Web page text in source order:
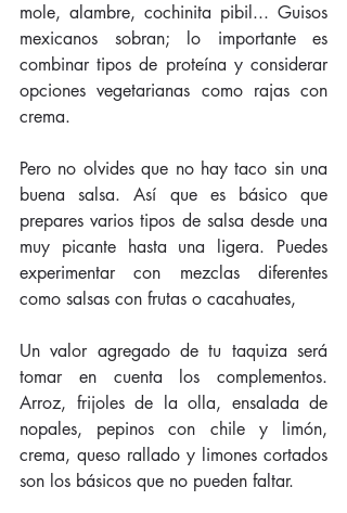
mole, alambre, cochinita pibil... Guisos
mexicanos sobran; lo importante es
combinar tipos de proteína y considerar
opciones vegetarianas como rajas con
crema.
Pero no olvides que no hay taco sin una
buena salsa. Así que es básico que
prepares varios tipos de salsa desde una
muy picante hasta una ligera. Puedes
experimentar con mezclas diferentes
como salsas con frutas o cacahuates,
Un valor agregado de tu taquiza será
tomar en cuenta los complementos.
Arroz, frijoles de la olla, ensalada de
nopales, pepinos con chile y limón,
crema, queso rallado y limones cortados
son los básicos que no pueden faltar.